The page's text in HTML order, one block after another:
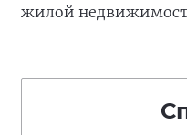
жилой